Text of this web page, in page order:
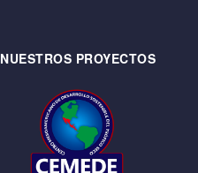
NUESTROS PROYECTOS